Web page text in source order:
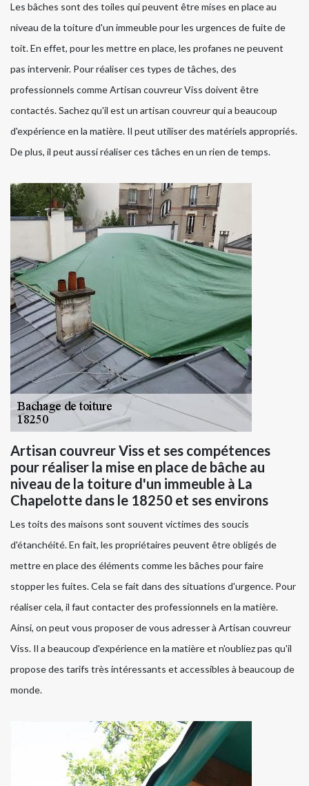
Les bâches sont des toiles qui peuvent être mises en place au
niveau de la toiture d'un immeuble pour les urgences de fuite de
toit. En effet, pour les mettre en place, les profanes ne peuvent
pas intervenir. Pour réaliser ces types de tâches, des
professionnels comme Artisan couvreur Viss doivent être
contactés. Sachez qu'il est un artisan couvreur qui a beaucoup
d'expérience en la matière. Il peut utiliser des matériels appropriés.
De plus, il peut aussi réaliser ces tâches en un rien de temps.
Artisan couvreur Viss et ses compétences
pour réaliser la mise en place de bâche au
niveau de la toiture d'un immeuble à La
Chapelotte dans le 18250 et ses environs
Les toits des maisons sont souvent victimes des soucis
d'étanchéité. En fait, les propriétaires peuvent être obligés de
mettre en place des éléments comme les bâches pour faire
stopper les fuites. Cela se fait dans des situations d'urgence. Pour
réaliser cela, il faut contacter des professionnels en la matière.
Ainsi, on peut vous proposer de vous adresser à Artisan couvreur
Viss. Il a beaucoup d'expérience en la matière et n'oubliez pas qu'il
propose des tarifs très intéressants et accessibles à beaucoup de
monde.